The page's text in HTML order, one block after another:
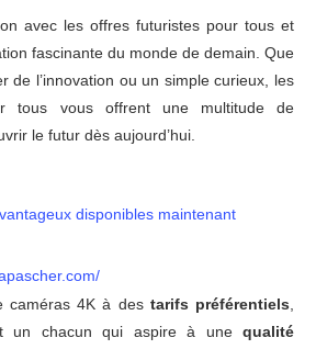
avec les offres futuristes pour tous et
fascinante du monde de demain. Que
de l’innovation ou un simple curieux, les
tous vous offrent une multitude de
le futur dès aujourd’hui.
disponibles maintenant
caméras 4K à des tarifs préférentiels
un chacun qui aspire à une qualité